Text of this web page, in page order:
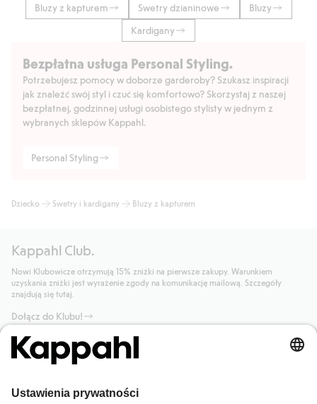
Bluzy z kapturem Swetry dzianinowe
Bluzy
Kardigany
Bezpłatna usługa Personal Styling.
Potrzebujesz pomocy w doborze garderoby? Szukasz inspiracji
jak znaleźć swój styl i czuć się komfortowo? Skorzystaj z naszej
bezpłatnej, godzinnej usługi osobistego stylisty w jednym z
wybranych sklepów Kappahl.
Personal Styling
Dziecko Swetry i kardigany Bluzy z kapturem
Kappahl Club.
Nowi Klubowicze otrzymują 15% zniżki na pierwsze zakupy. Warunkiem
uzyskania zniżki jest wyrażenie zgody na komunikację mailową. Szczegóły
znajdują się tutaj.
Dołącz do Klubu!